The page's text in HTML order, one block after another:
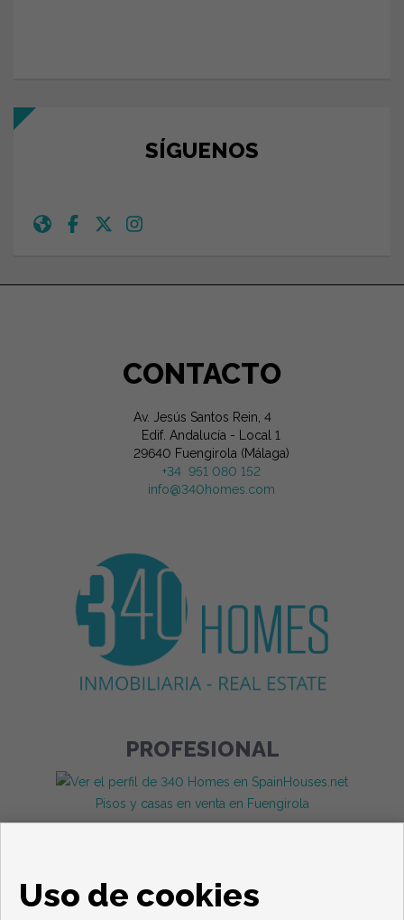
SÍGUENOS
CONTACTO
Av. Jesús Santos Rein, 4
Edif. Andalucía - Local 1
29640 Fuengirola (Málaga)
+34 951 080 152
info@340homes.com
PROFESIONAL
Pisos y casas en venta en Fuengirola
Uso de cookies